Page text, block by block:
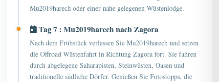
Nach dem Frühstück verlassen Sie Mu2019harech und setzen
die Offroad-Wüstenfahrt in Richtung Zagora fort. Sie fahren
durch abgelegene Saharapisten, Steinwüsten, Oasen und
traditionelle südliche Dörfer. Genießen Sie Fotostopps, die
Stille der Wüste und die authentischen Landschaften im